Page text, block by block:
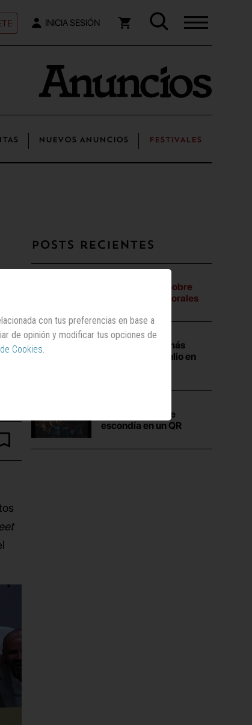
INICIA SESIÓN
NUEVOS ANUNCIOS FESTIVALES
Posts recientes
Sobre
campañas electorales
Las campañas más
vistas durante julio en
que se
escondía en un QR
con tus preferencias en base a
de opinión y modificar tus opciones de
Cookies.